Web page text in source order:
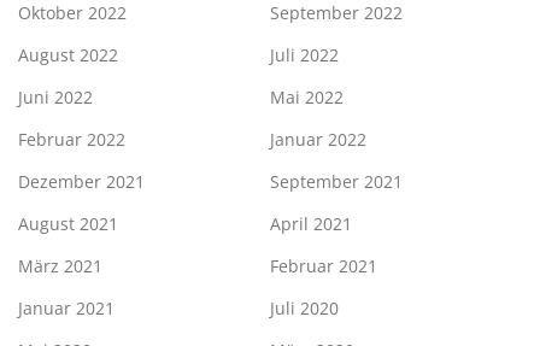
Oktober 2022
September 2022
August 2022
Juli 2022
Juni 2022
Mai 2022
Februar 2022
Januar 2022
Dezember 2021
September 2021
August 2021
April 2021
März 2021
Februar 2021
Januar 2021
Juli 2020